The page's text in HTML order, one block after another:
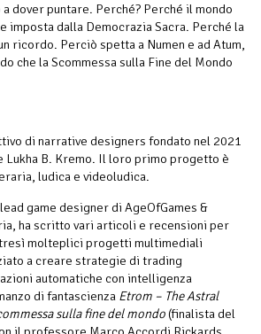
dover puntare. Perché? Perché il mondo
dalla Democrazia Sacra. Perché la
ricordo. Perciò spetta a Numen e ad Atum,
che la Scommessa sulla Fine del Mondo
di narrative designers fondato nel 2021
B. Kremo. Il loro primo progetto è
ludica e videoludica.
game designer di AgeOfGames &
ha scritto vari articoli e recensioni per
molteplici progetti multimediali
a creare strategie di trading
automatiche con intelligenza
di fantascienza Etrom – The Astral
sulla fine del mondo(finalista del